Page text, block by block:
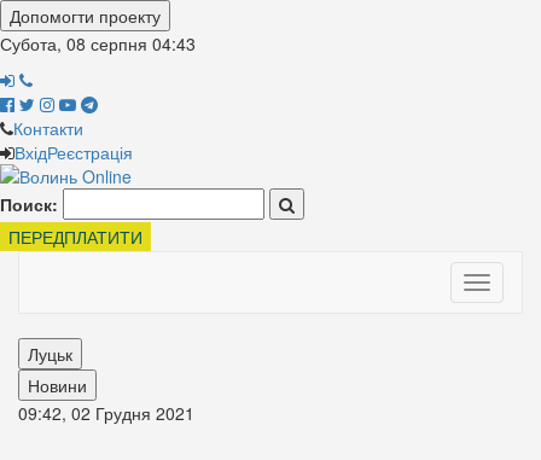
Допомогти проекту
Субота, 08 серпня 04:43
Контакти
ВхідРеєстрація
Поиск:
ПЕРЕДПЛАТИТИ
Toggle
Луцьк
Новини
09:42, 02 Грудня 2021